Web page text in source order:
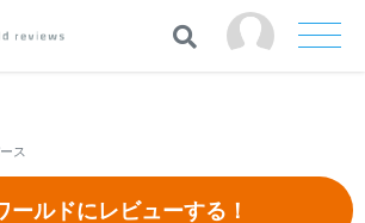
ス
ールドにレビューする！